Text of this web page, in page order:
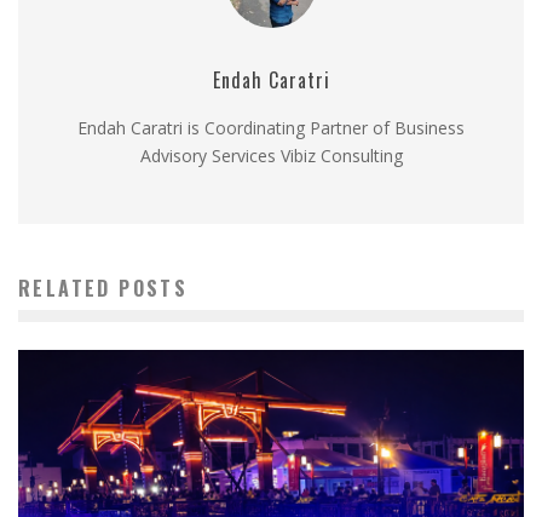
Endah Caratri
Endah Caratri is Coordinating Partner of Business
Advisory Services Vibiz Consulting
RELATED POSTS